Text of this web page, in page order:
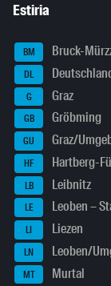
Estiria
BM Bruck-
DL
G Graz
GB Gröbming
GU Graz/
HF Hartberg-
LB Leibnitz
LE Leoben –
LI Liezen
LN Leoben/
MT Murtal